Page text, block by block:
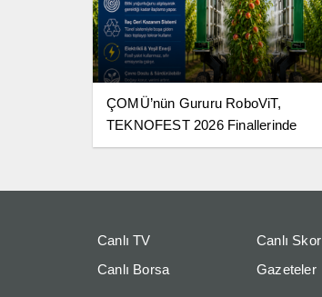
ÇOMÜ’nün Gururu RoboViT,
TEKNOFEST 2026 Finallerinde
Canlı TV
Canlı Skor
Canlı Borsa
Gazeteler